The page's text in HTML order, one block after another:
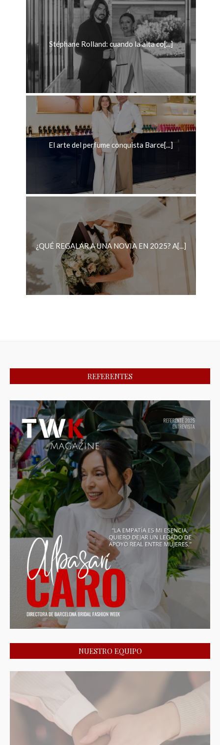
Stéphane Rolland: cuando la alta co[...]
El arte del perfume conquista Barce[...]
¿QUÉ REGALAR A UNA NOVIA EN 2025? A[...]
REFERENTES
NUESTRO EQUIPO